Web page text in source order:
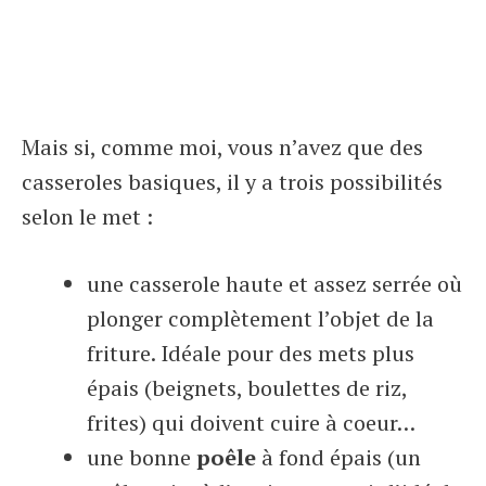
Mais si, comme moi, vous n’avez que des
casseroles basiques, il y a trois possibilités
selon le met :
une casserole haute et assez serrée où
plonger complètement l’objet de la
friture. Idéale pour des mets plus
épais (beignets, boulettes de riz,
frites) qui doivent cuire à coeur…
une bonne poêle à fond épais (un